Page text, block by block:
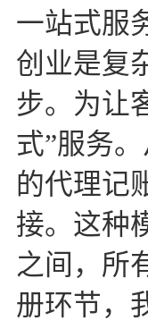
一站式服
创业是复
步。为让
式”服务
的代理记
接。这种
之间，所
册环节，